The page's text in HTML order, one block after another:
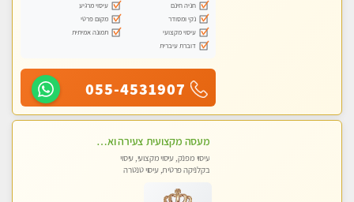
חניה חינם
עיסוי מרגיע
נקי ומסודר
מקום פרטי
עיסוי מקצועי
תמונה אמיתית
דוברת עיברית
055-4531907
מעסה מקצועית צעירה ואיכותית פרטי!!!
עיסוי מפנק, עיסוי מקצועי, עיסוי
בקלניקה פרטית, עיסוי טנטרה